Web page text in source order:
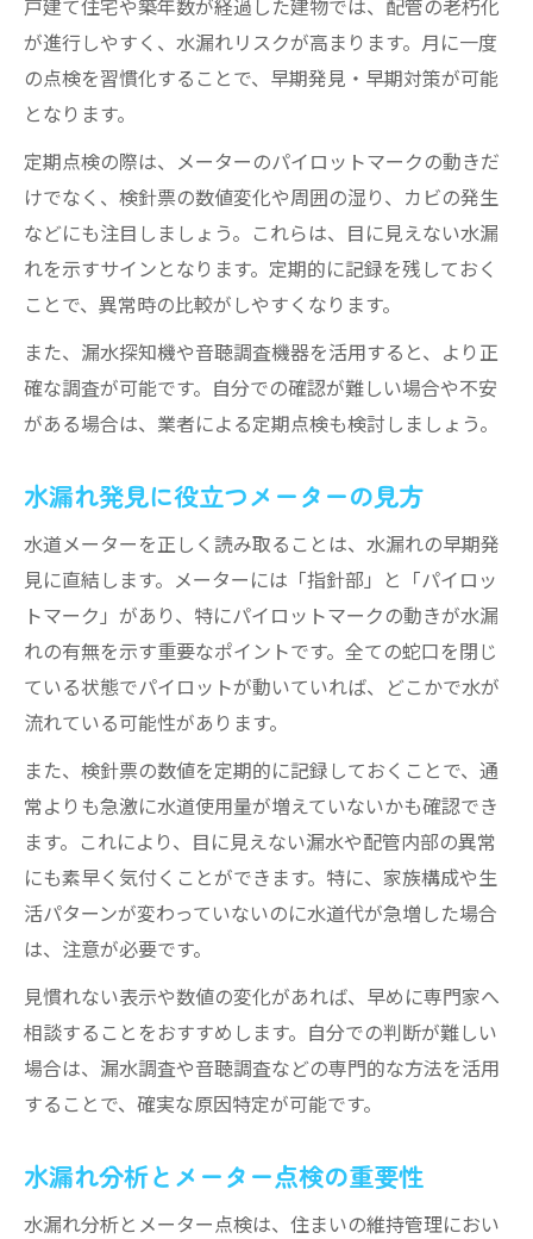
戸建て住宅や築年数が経過した建物では、配管の老朽化
が進行しやすく、水漏れリスクが高まります。月に一度
の点検を習慣化することで、早期発見・早期対策が可能
となります。
定期点検の際は、メーターのパイロットマークの動きだ
けでなく、検針票の数値変化や周囲の湿り、カビの発生
などにも注目しましょう。これらは、目に見えない水漏
れを示すサインとなります。定期的に記録を残しておく
ことで、異常時の比較がしやすくなります。
また、漏水探知機や音聴調査機器を活用すると、より正
確な調査が可能です。自分での確認が難しい場合や不安
がある場合は、業者による定期点検も検討しましょう。
水漏れ発見に役立つメーターの見方
水道メーターを正しく読み取ることは、水漏れの早期発
見に直結します。メーターには「指針部」と「パイロッ
トマーク」があり、特にパイロットマークの動きが水漏
れの有無を示す重要なポイントです。全ての蛇口を閉じ
ている状態でパイロットが動いていれば、どこかで水が
流れている可能性があります。
また、検針票の数値を定期的に記録しておくことで、通
常よりも急激に水道使用量が増えていないかも確認でき
ます。これにより、目に見えない漏水や配管内部の異常
にも素早く気付くことができます。特に、家族構成や生
活パターンが変わっていないのに水道代が急増した場合
は、注意が必要です。
見慣れない表示や数値の変化があれば、早めに専門家へ
相談することをおすすめします。自分での判断が難しい
場合は、漏水調査や音聴調査などの専門的な方法を活用
することで、確実な原因特定が可能です。
水漏れ分析とメーター点検の重要性
水漏れ分析とメーター点検は、住まいの維持管理におい